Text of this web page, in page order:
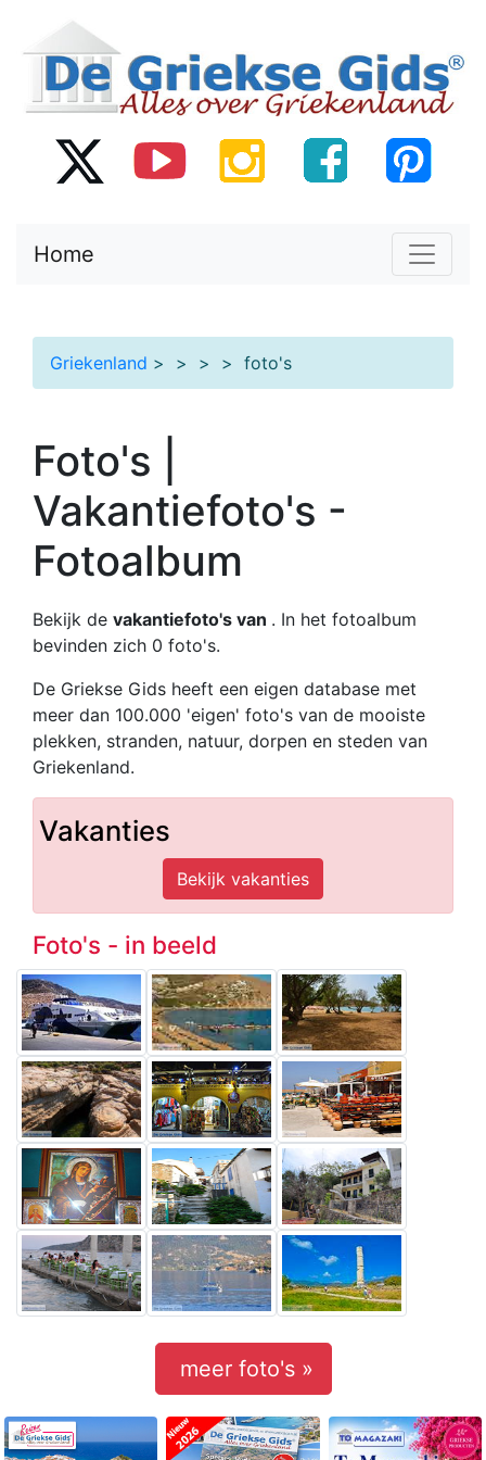
Home
Griekenland > > > > foto's
Foto's |
Vakantiefoto's -
Fotoalbum
Bekijk de vakantiefoto's van . In het fotoalbum
bevinden zich 0 foto's.
De Griekse Gids heeft een eigen database met
meer dan 100.000 'eigen' foto's van de mooiste
plekken, stranden, natuur, dorpen en steden van
Griekenland.
Vakanties
Bekijk vakanties
Foto's - in beeld
meer foto's »